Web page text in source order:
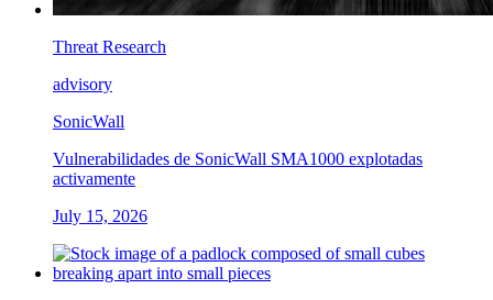
Threat Research
advisory
SonicWall
Vulnerabilidades de SonicWall SMA1000 explotadas
activamente
July 15, 2026